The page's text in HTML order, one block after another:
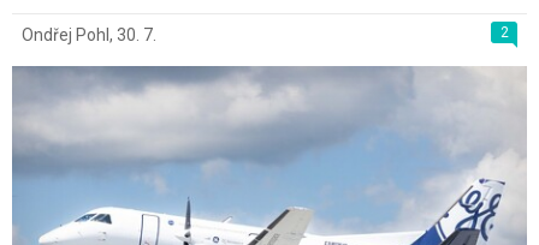
2
Ondřej Pohl , 30. 7.